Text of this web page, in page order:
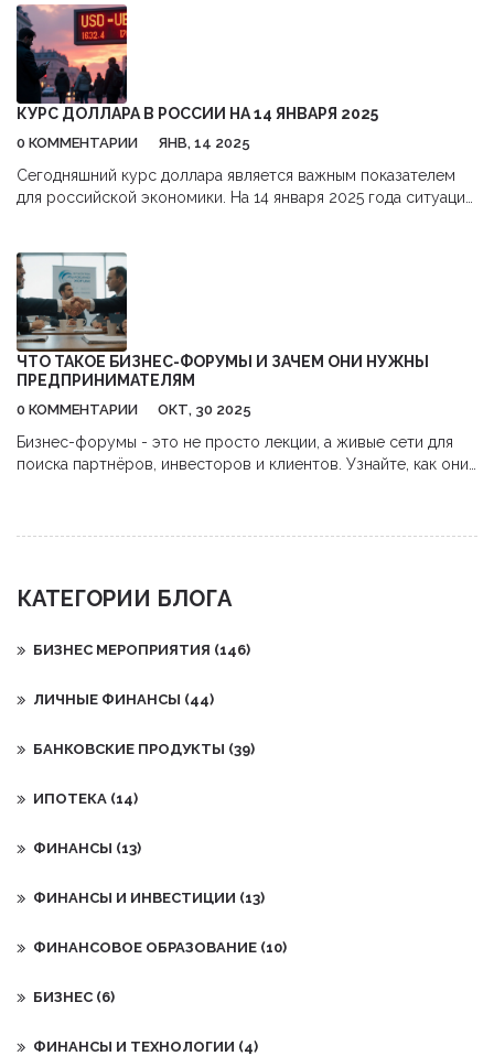
КУРС ДОЛЛАРА В РОССИИ НА 14 ЯНВАРЯ 2025
0 КОММЕНТАРИИ ЯНВ, 14 2025
Сегодняшний курс доллара является важным показателем
для российской экономики. На 14 января 2025 года ситуация
многие аспекты жизни, от цен в магазинах до стратегий
бизнеса. Важно понимать, какие факторы оказывают влияние
на колебания курса и как они могут отразиться на
повседневной жизни россиян.
ЧТО ТАКОЕ БИЗНЕС-ФОРУМЫ И ЗАЧЕМ ОНИ НУЖНЫ
ПРЕДПРИНИМАТЕЛЯМ
0 КОММЕНТАРИИ ОКТ, 30 2025
Бизнес-форумы - это не просто лекции, а живые сети для
поиска партнёров, инвесторов и клиентов. Узнайте, как они
КАТЕГОРИИ БЛОГА
БИЗНЕС МЕРОПРИЯТИЯ (146)
ЛИЧНЫЕ ФИНАНСЫ (44)
БАНКОВСКИЕ ПРОДУКТЫ (39)
ИПОТЕКА (14)
ФИНАНСЫ (13)
ФИНАНСЫ И ИНВЕСТИЦИИ (13)
ФИНАНСОВОЕ ОБРАЗОВАНИЕ (10)
БИЗНЕС (6)
ФИНАНСЫ И ТЕХНОЛОГИИ (4)